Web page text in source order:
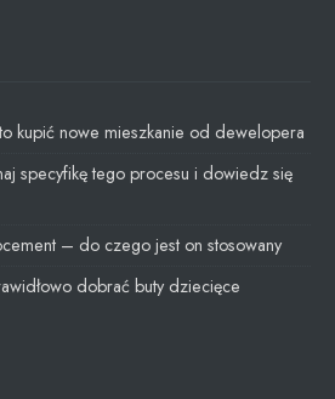
kupić nowe mieszkanie od dewelopera
specyfikę tego procesu i dowiedz się
– do czego jest on stosowany
dobrać buty dziecięce